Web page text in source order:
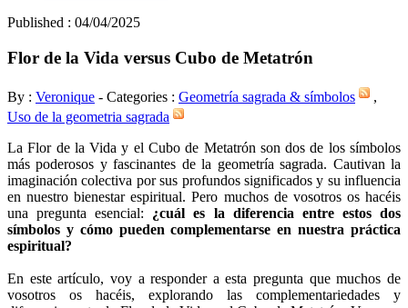
Published : 04/04/2025
Flor de la Vida versus Cubo de Metatrón
By : Veronique - Categories : Geometría sagrada & símbolos
,
Uso de la geometria sagrada
La Flor de la Vida y el Cubo de Metatrón son dos de los símbolos
más poderosos y fascinantes de la geometría sagrada. Cautivan la
imaginación colectiva por sus profundos significados y su influencia
en nuestro bienestar espiritual. Pero muchos de vosotros os hacéis
una pregunta esencial: ¿cuál es la diferencia entre estos dos
símbolos y cómo pueden complementarse en nuestra práctica
espiritual?
En este artículo, voy a responder a esta pregunta que muchos de
vosotros os hacéis, explorando las complementariedades y